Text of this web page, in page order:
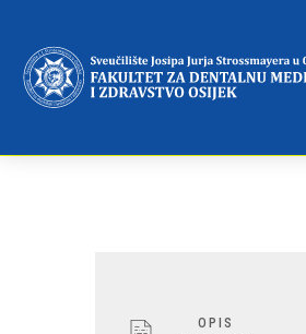
web
stranica
sustav
OPIS